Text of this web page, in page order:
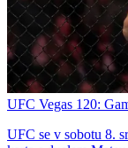
UFC Vegas 120:
UFC se v sobotu 8.